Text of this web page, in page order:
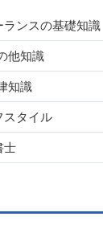
ランスの基礎知識
他知識
知識
スタイル
士